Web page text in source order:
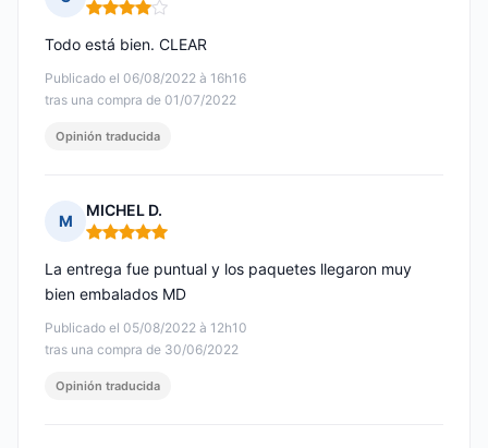
Nota: 4 de 5
Publicado el 06/08/2022 à 16h16
tras una compra de 01/07/2022
Todo está bien. CLEAR
Opinión traducida
M
MICHEL D.
Nota: 5 de 5
Publicado el 05/08/2022 à 12h10
tras una compra de 30/06/2022
La entrega fue puntual y los paquetes llegaron muy
bien embalados MD
Opinión traducida